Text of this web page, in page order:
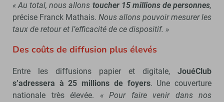
« Au total, nous allons toucher 15 millions de personnes,
précise Franck Mathais. Nous allons pouvoir mesurer les
taux de retour et l’efficacité de ce dispositif. »
Des coûts de diffusion plus élevés
Entre les diffusions papier et digitale, JouéClub
s’adressera à 25 millions de foyers. Une couverture
nationale très élevée. « Pour faire venir dans nos